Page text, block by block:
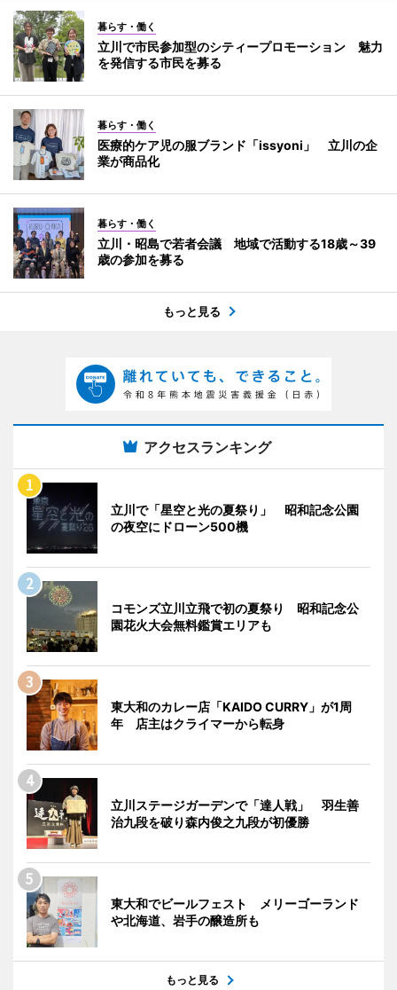
暮らす・働く
立川で市民参加型のシティープロモーション 魅力
を発信する市民を募る
暮らす・働く
医療的ケア児の服ブランド「issyoni」 立川の企
業が商品化
暮らす・働く
立川・昭島で若者会議 地域で活動する18歳～39
歳の参加を募る
もっと見る
アクセスランキング
立川で「星空と光の夏祭り」 昭和記念公園
の夜空にドローン500機
コモンズ立川立飛で初の夏祭り 昭和記念公
園花火大会無料鑑賞エリアも
東大和のカレー店「KAIDO CURRY」が1周
年 店主はクライマーから転身
立川ステージガーデンで「達人戦」 羽生善
治九段を破り森内俊之九段が初優勝
東大和でビールフェスト メリーゴーランド
や北海道、岩手の醸造所も
もっと見る